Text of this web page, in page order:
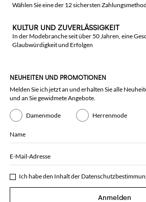
Wählen Sie eine der 12 sichersten
KULTUR UND ZUVERLÄSSIGKEIT
In der Modebranche seit über 50 Jahren, eine
Glaubwürdigkeit und Erfolgen
NEUHEITEN UND PROMOTIONEN
Melden Sie ich jetzt an und erhalten Sie alle
und an Sie gewidmete Angebote.
Damenmode Herrenmode
Name
E-Mail-Adresse
Ich habe den Inhalt der
Anmelden